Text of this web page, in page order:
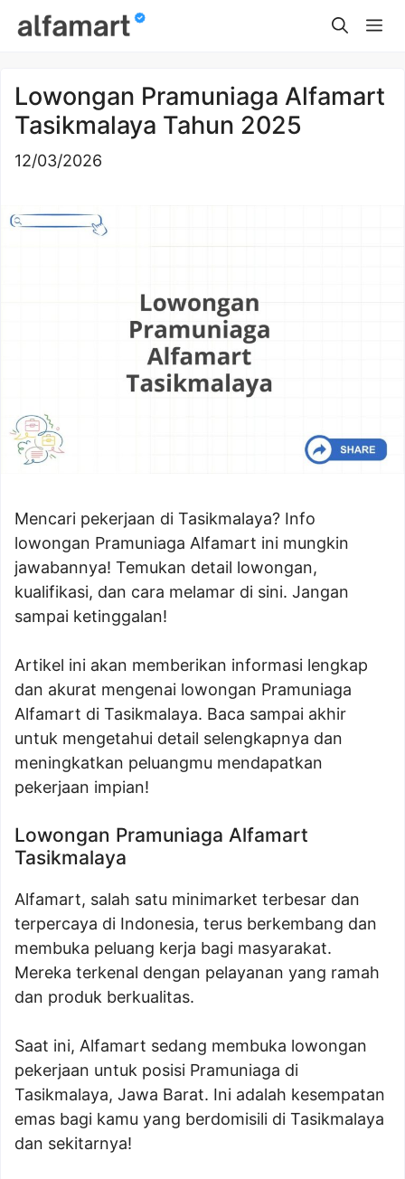
Lowongan Pramuniaga Alfamart
Tasikmalaya Tahun 2025
12/03/2026
Mencari pekerjaan di Tasikmalaya? Info
lowongan Pramuniaga Alfamart ini mungkin
jawabannya! Temukan detail lowongan,
kualifikasi, dan cara melamar di sini. Jangan
sampai ketinggalan!
Artikel ini akan memberikan informasi lengkap
dan akurat mengenai lowongan Pramuniaga
Alfamart di Tasikmalaya. Baca sampai akhir
untuk mengetahui detail selengkapnya dan
meningkatkan peluangmu mendapatkan
pekerjaan impian!
Lowongan Pramuniaga Alfamart
Tasikmalaya
Alfamart, salah satu minimarket terbesar dan
terpercaya di Indonesia, terus berkembang dan
membuka peluang kerja bagi masyarakat.
Mereka terkenal dengan pelayanan yang ramah
dan produk berkualitas.
Saat ini, Alfamart sedang membuka lowongan
pekerjaan untuk posisi Pramuniaga di
Tasikmalaya, Jawa Barat. Ini adalah kesempatan
emas bagi kamu yang berdomisili di Tasikmalaya
dan sekitarnya!